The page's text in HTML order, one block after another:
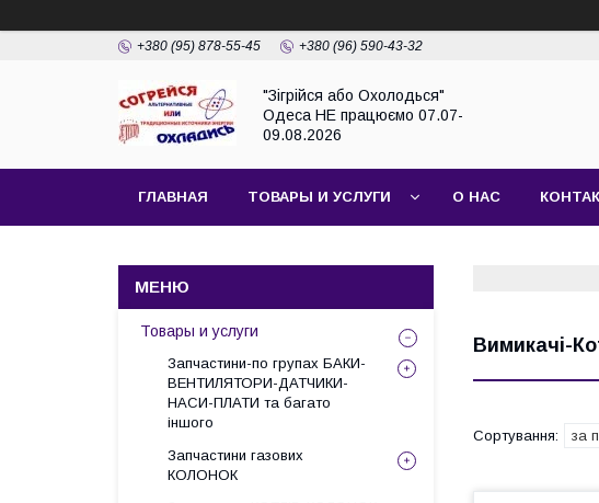
+380 (95) 878-55-45 +380 (96) 590-43-32
"Зігрійся або Охолодься"
Одеса НЕ працюємо 07.07-
09.08.2026
ГЛАВНАЯ ТОВАРЫ И УСЛУГИ О НАС
Вимикачі-
Товары и услуги
Запчастини-по групах БАКИ-
ВЕНТИЛЯТОРИ-ДАТЧИКИ-
НАСИ-ПЛАТИ та багато
іншого
Запчастини газових
КОЛОНОК